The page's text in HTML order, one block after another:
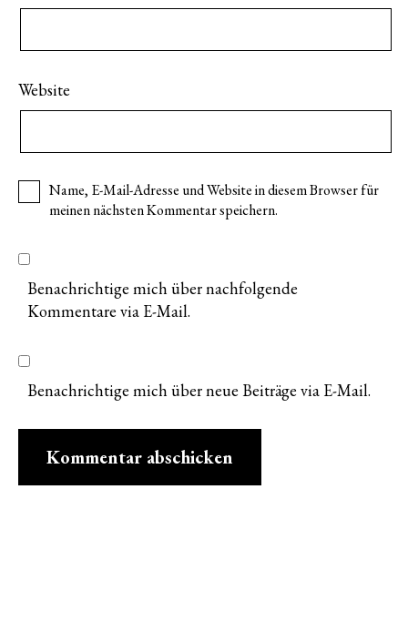
Website
Name, E-Mail-Adresse und Website in diesem Browser für
meinen nächsten Kommentar speichern.
Benachrichtige mich über nachfolgende
Kommentare via E-Mail.
Benachrichtige mich über neue Beiträge via E-Mail.